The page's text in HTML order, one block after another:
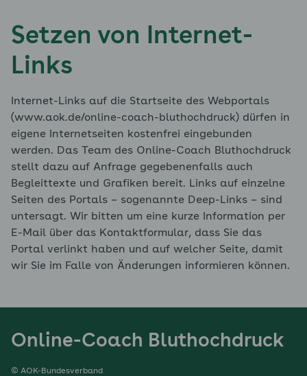
Setzen von Internet-
Links
Internet-Links auf die Startseite des Webportals
(www.aok.de/online-coach-bluthochdruck) dürfen in
eigene Internetseiten kostenfrei eingebunden
werden. Das Team des Online-Coach Bluthochdruck
stellt dazu auf Anfrage gegebenenfalls auch
Begleittexte und Grafiken bereit. Links auf einzelne
Seiten des Portals – sogenannte Deep-Links – sind
untersagt. Wir bitten um eine kurze Information per
E-Mail über das Kontaktformular, dass Sie das
Portal verlinkt haben und auf welcher Seite, damit
wir Sie im Falle von Änderungen informieren können.
Online-Coach Bluthochdruck
© AOK-Bundesverband